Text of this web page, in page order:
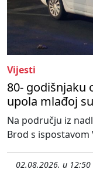
Vijesti
80- godišnjaku
upola mlađoj
Na području iz
Brod s ispostavom
02.08.2026. u 12:50